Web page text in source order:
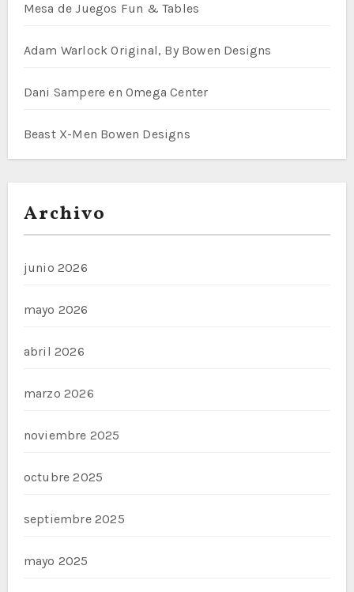
Mesa de Juegos Fun & Tables
Adam Warlock Original, By Bowen Designs
Dani Sampere en Omega Center
Beast X-Men Bowen Designs
Archivo
junio 2026
mayo 2026
abril 2026
marzo 2026
noviembre 2025
octubre 2025
septiembre 2025
mayo 2025